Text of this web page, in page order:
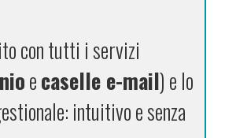
con tutti i servizi
ecaselle e-mail) e lo
intuitivo e senza